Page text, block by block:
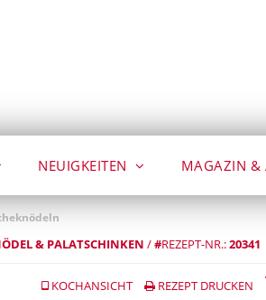
NEUIGKEITEN MAGAZIN &
& PALATSCHINKEN /#REZEPT-NR.:20341
KOCHANSICHT REZEPT DRUCKEN